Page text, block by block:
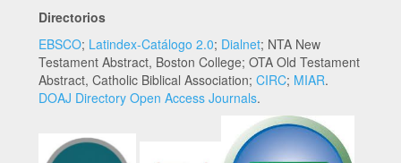
Directorios
EBSCO; Latindex-Catálogo 2.0; Dialnet; NTA New
Testament Abstract, Boston College; OTA Old Testament
Abstract, Catholic Biblical Association; CIRC; MIAR.
DOAJ Directory Open Access Journals.